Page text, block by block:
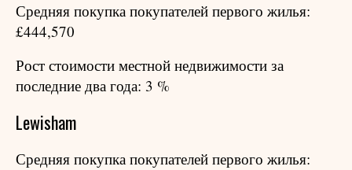
Средняя покупка покупателей первого жилья:
£444,570
Рост стоимости местной недвижимости за
последние два года: 3 %
Lewisham
Средняя покупка покупателей первого жилья: